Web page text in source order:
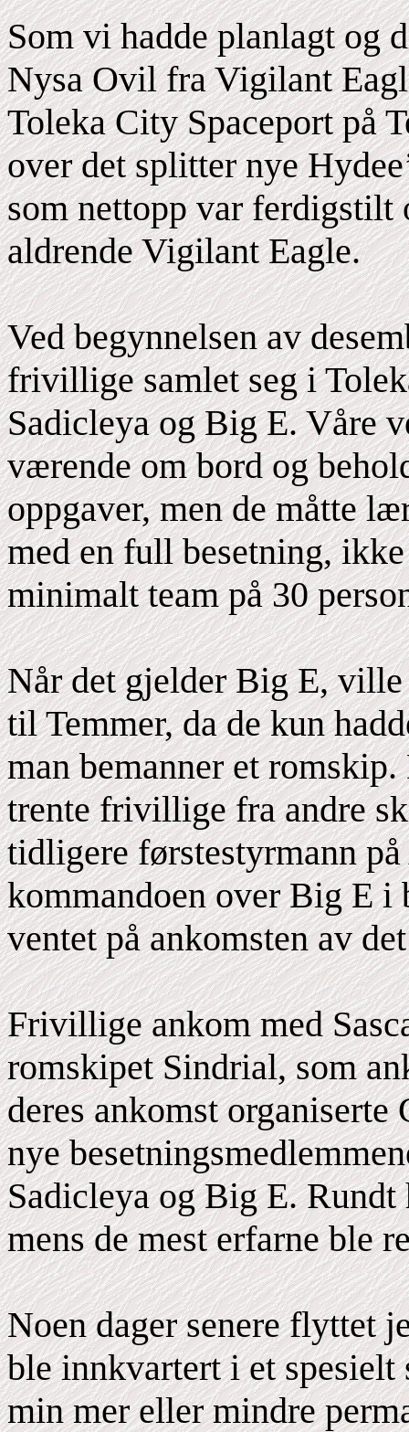
Som vi hadde planlagt og
Nysa Ovil fra Vigilant
Toleka City Spaceport på
over det splitter nye
som nettopp var ferdigstilt
aldrende Vigilant Eagle.
Ved begynnelsen av
frivillige samlet seg i
Sadicleya og Big E. Våre
værende om bord og
oppgaver, men de måtte
med en full besetning,
minimalt team på 30
Når det gjelder Big E, ville
til Temmer, da de kun
man bemanner et
trente frivillige fra andre
tidligere førstestyrmann
kommandoen over Big E i
ventet på ankomsten av
Frivillige ankom med
romskipet Sindrial, som
deres ankomst organiserte
nye
Sadicleya og Big E.
mens de mest erfarne ble
Noen dager senere flyttet
ble innkvartert i et
min mer eller mindre